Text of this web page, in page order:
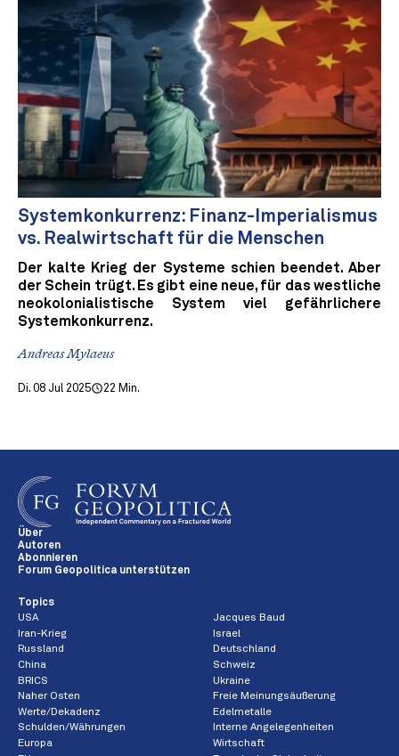
Systemkonkurrenz: Finanz-Imperialismus
vs. Realwirtschaft für die Menschen
Der kalte Krieg der Systeme schien beendet. Aber
der Schein trügt. Es gibt eine neue, für das westliche
neokolonialistische System viel gefährlichere
Systemkonkurrenz.
Andreas Mylaeus
Di. 08 Jul 2025 22 Min.
Über
Autoren
Abonnieren
Forum Geopolitica unterstützen
Topics
USA
Jacques Baud
Iran-Krieg
Israel
Russland
Deutschland
China
Schweiz
BRICS
Ukraine
Naher Osten
Freie Meinungsäußerung
Werte/Dekadenz
Edelmetalle
Schulden/Währungen
Interne Angelegenheiten
Europa
Wirtschaft